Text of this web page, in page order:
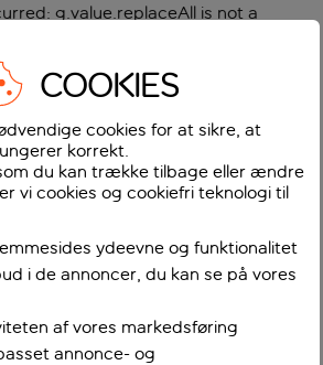
g.value.replaceAll is not a
COOKIES
cookies for at sikre, at
korrekt.
du kan trække tilbage eller ændre
vi cookies og cookiefri teknologi til
ydeevne og funktionalitet
i de annoncer, du kan se på vores
af vores markedsføring
annonce- og